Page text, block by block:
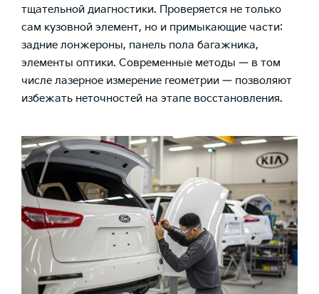
тщательной диагностики. Проверяется не только
сам кузовной элемент, но и примыкающие части:
задние лонжероны, панель пола багажника,
элементы оптики. Современные методы — в том
числе лазерное измерение геометрии — позволяют
избежать неточностей на этапе восстановления.